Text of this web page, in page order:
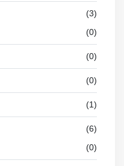
(3)
(0)
(0)
(0)
(1)
(6)
(0)